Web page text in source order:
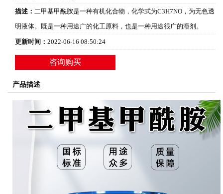
描述： 二甲基甲酰胺是一种有机化合物，化学式为C3H7NO，为无色透
明液体。既是一种用途广的化工原料，也是一种用途很广的溶剂。
更新时间： 2022-06-16 08:50:24
咨询购买
产品描述